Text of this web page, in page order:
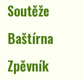
Soutěže
Baštírna
Zpěvník